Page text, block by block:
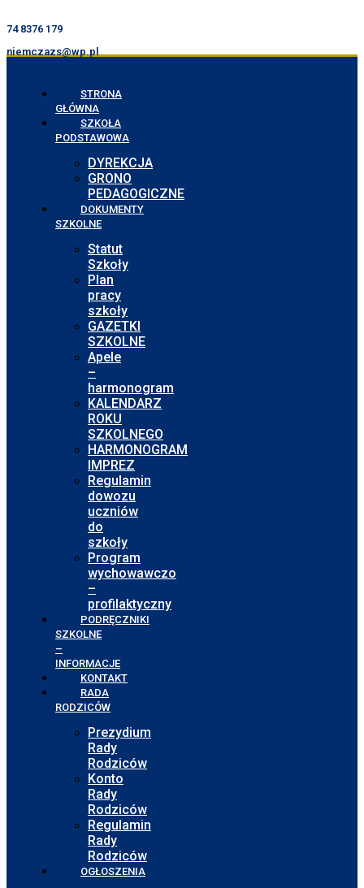
74 8376 179
niemczazs@wp.pl
STRONA
GŁÓWNA
SZKOŁA
PODSTAWOWA
DYREKCJA
GRONO
PEDAGOGICZNE
DOKUMENTY
SZKOLNE
Statut
Szkoły
Plan
pracy
szkoły
GAZETKI
SZKOLNE
Apele
–
harmonogram
KALENDARZ
ROKU
SZKOLNEGO
HARMONOGRAM
IMPREZ
Regulamin
dowozu
uczniów
do
szkoły
Program
wychowawczo
–
profilaktyczny
PODRĘCZNIKI
SZKOLNE
–
INFORMACJE
KONTAKT
RADA
RODZICÓW
Prezydium
Rady
Rodziców
Konto
Rady
Rodziców
Regulamin
Rady
Rodziców
OGŁOSZENIA